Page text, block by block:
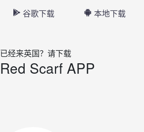
谷歌下载 本地下载
已经来英国？请下载
Red Scarf APP